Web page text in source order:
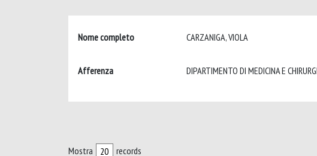
Nome completo CARZANIGA, VIOLA
Afferenza DIPARTIMENTO DI MEDICINA E
Mostra
records